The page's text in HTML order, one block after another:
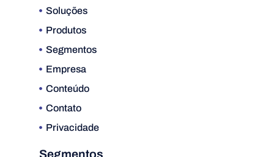
Soluções
Produtos
Segmentos
Empresa
Conteúdo
Contato
Privacidade
Segmentos